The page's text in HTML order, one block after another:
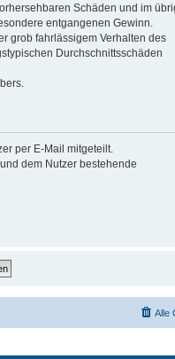
Schäden und im
entgangenen Gewinn.
grob fahrlässigem Verhalten des
Durchschnittsschäden
per E-Mail mitgeteilt.
dem Nutzer bestehende
Alle